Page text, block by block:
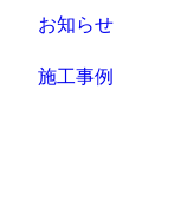
お知らせ
施工事例